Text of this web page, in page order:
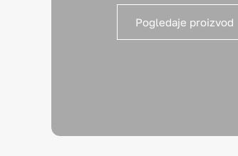
Pogledaje proizvod